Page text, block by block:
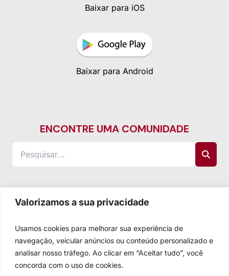
Valorizamos a sua privacidade
Usamos cookies para melhorar sua experiência de
navegação, veicular anúncios ou conteúdo personalizado e
analisar nosso tráfego. Ao clicar em “Aceitar tudo”, você
concorda com o uso de cookies.
Baixar para iOS
Baixar para Android
ENCONTRE UMA COMUNIDADE